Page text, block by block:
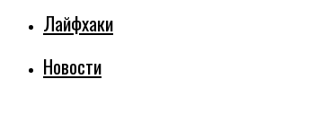
Лайфхаки
Новости